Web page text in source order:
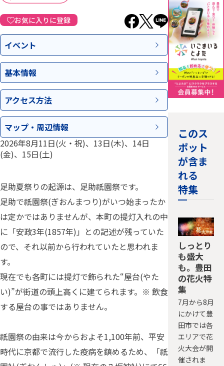
お気に入りに登録
イベント
基本情報
アクセス方法
マップ・ 周辺情報
2026年8月11日(火・祝)、13日(木)、14日
(金)、15日(土)
足助夏祭りの起源は、足助祇園祭です。
足助で祇園祭(ぎおんまつり)がいつ始まったか
は定かではありませんが、本町の提灯入れの中
に「安政3年(1857年)」との記述が残っていた
ので、それ以前から行われていたと思われま
す。
現在でも各町には提灯で飾られた“屋台(やた
い)”が街道の頭上高くに建てられます。※ 飲食
する屋台の事ではありません。
祇園祭の由来は今からおよそ1,100年前、平安
時代に京都で流行した疫病を鎮めるため、「祇
このス
ポット
が含ま
れる
特集
しっとり
も盛大
も。豊田
の花火特
集
7月から8月
にかけて豊
田市では各
エリアで花
火大会が開
催されま